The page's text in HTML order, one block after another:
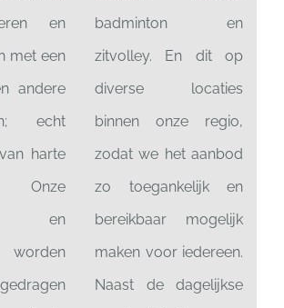
en
met een
andere
echt
harte
Onze
en
worden
badminton en
zitvolley. En dit op
diverse locaties
binnen onze regio,
zodat we het aanbod
zo toegankelijk en
bereikbaar mogelijk
maken voor iedereen.
Naast de dagelijkse